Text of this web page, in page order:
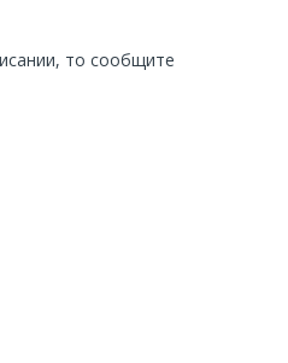
то сообщите